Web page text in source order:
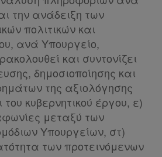
την ανάδειξη των
πολιτικών και
ανά Υπουργείο,
και συντονίζει
δημοσιοποίησης και
της αξιολόγησης
του κυβερνητικού έργου, ε)
μεταξύ των
Υπουργείων, στ)
των προτεινόμενων